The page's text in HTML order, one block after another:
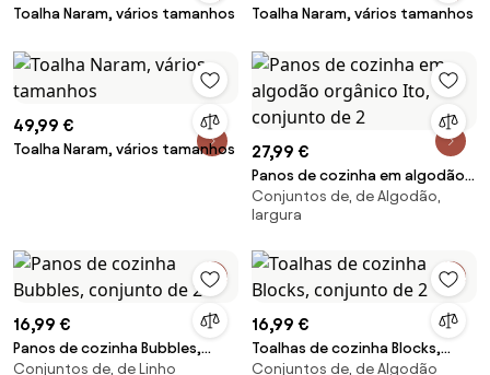
Toalha Naram, vários tamanhos
Toalha Naram, vários tamanhos
49,99 €
Toalha Naram, vários tamanhos 27,99 €
Panos de cozinha em algodão
orgânico Ito, conjunto de 2
Conjuntos de, de Algodão,
largura
16,99 €
Panos de cozinha Bubbles,
conjunto de 2
Conjuntos de, de Linho
16,99 €
Toalhas de cozinha Blocks,
conjunto de 2
Conjuntos de, de Algodão